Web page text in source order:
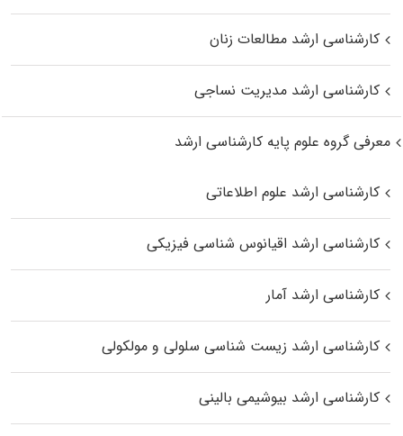
کارشناسی ارشد مطالعات زنان
کارشناسی ارشد مدیریت نساجی
معرفی گروه علوم پایه کارشناسی ارشد
کارشناسی ارشد علوم اطلاعاتی
کارشناسی ارشد اقیانوس‌ شناسی فیزیکی
کارشناسی ارشد آمار
کارشناسی ارشد زیست شناسی سلولی و مولکولی
کارشناسی ارشد بیوشیمی بالینی